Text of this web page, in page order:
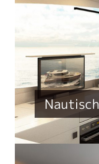
Nautisch